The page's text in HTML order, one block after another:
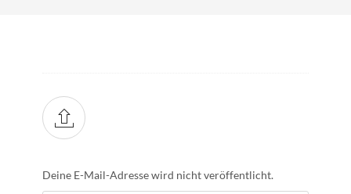
Deine E-Mail-Adresse wird nicht veröffentlicht.